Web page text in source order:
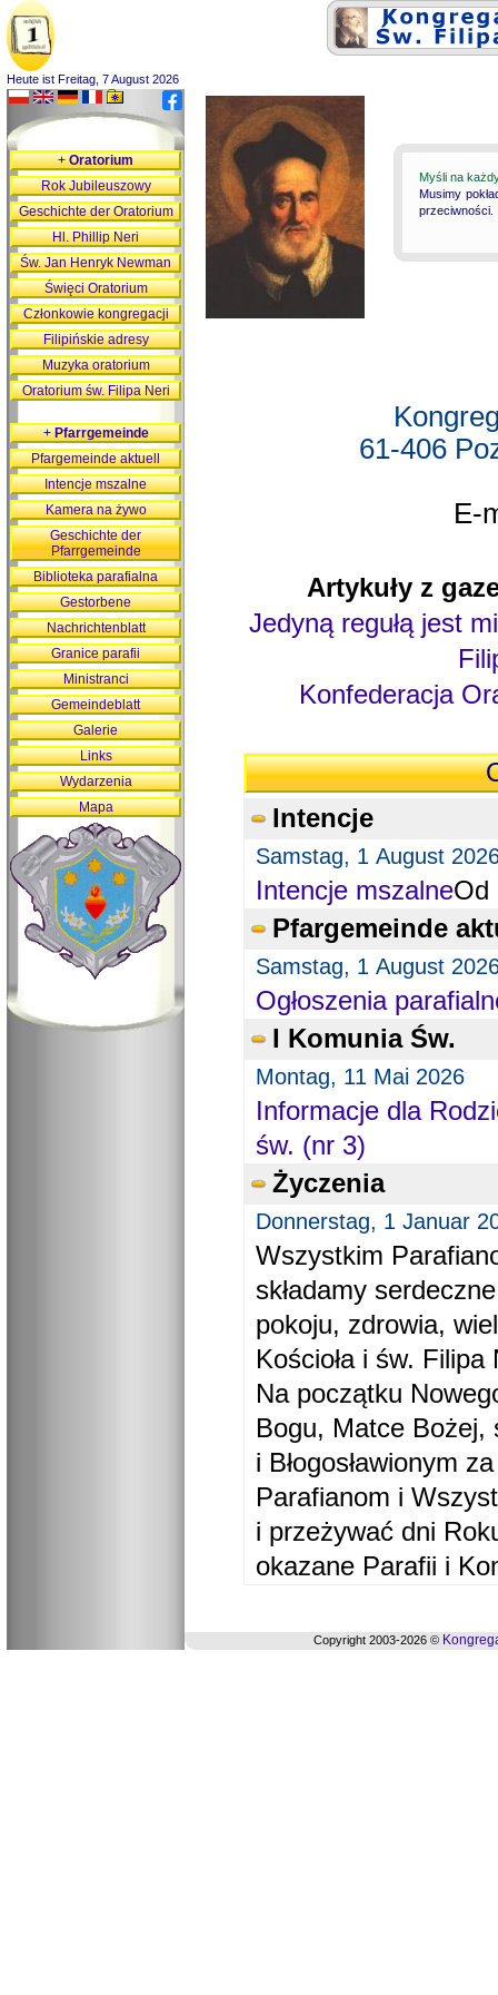
Heute ist Freitag, 7 August 2026
Myśli na
Musimy
przeciwności.
61-406
E-
Artykuły z
Jedyną regułą jest
Konfederacja
Intencje
Samstag, 1 August
Intencje mszalneOd
Pfargemeinde
Samstag, 1 August
Ogłoszenia
I Komunia Św.
Montag, 11 Mai 2026
Informacje dla
św. (nr 3)
Życzenia
Donnerstag, 1 Januar
Wszystkim
składamy
pokoju, zdrowia,
Kościoła i św. Filipa
Na początku
Bogu, Matce Bożej,
i Błogosławionym
Parafianom i
i przeżywać dni
okazane Parafii i
+Oratorium
Rok Jubileuszowy
Geschichte der Oratorium
Hl. Phillip Neri
Św. Jan Henryk Newman
Święci Oratorium
Członkowie kongregacji
Filipińskie adresy
Muzyka oratorium
Oratorium św. Filipa Neri
+Pfarrgemeinde
Pfargemeinde aktuell
Intencje mszalne
Kamera na żywo
Geschichte der
Pfarrgemeinde
Biblioteka parafialna
Gestorbene
Nachrichtenblatt
Granice parafii
Ministranci
Gemeindeblatt
Galerie
Links
Wydarzenia
Mapa
Copyright 2003-2026 ©